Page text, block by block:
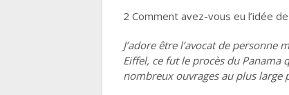
2 Comment avez-vous eu l’idée
J’adore être l’avocat de
Eiffel, ce fut le procès du Panama
nombreux ouvrages au plus large